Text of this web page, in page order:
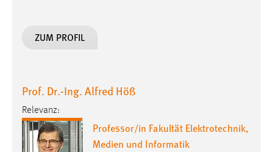
ZUM PROFIL
Prof. Dr.-Ing. Alfred Höß
Relevanz:
Professor/in Fakultät Elektrotechnik,
Medien und Informatik